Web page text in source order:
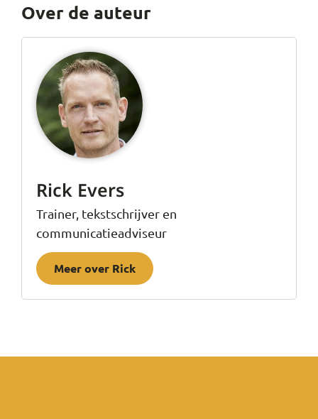
Over de auteur
Rick Evers
Trainer, tekstschrijver en
communicatieadviseur
Meer over Rick